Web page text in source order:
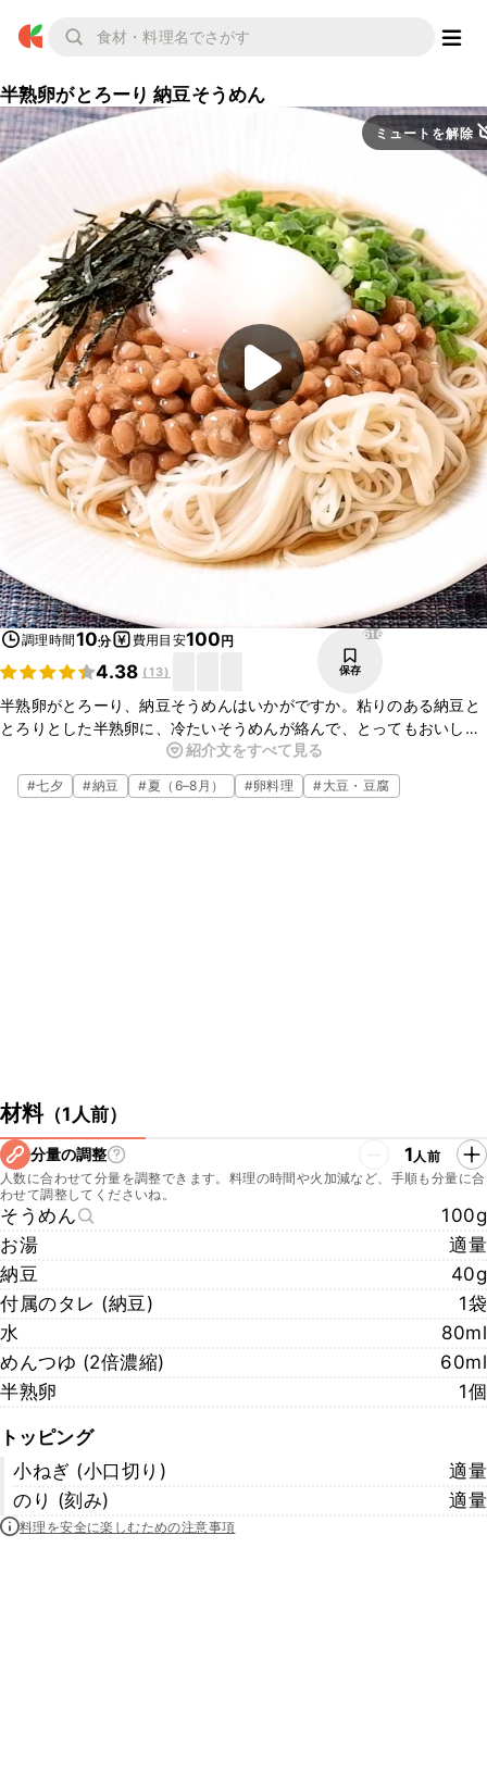
半熟卵がとろーり 納豆そうめん
ミュートを解除
調理時間10分 費用目安100円
4.38 (13)
616
保存
半熟卵がとろーり、納豆そうめんはいかがですか。粘りのある納豆と
とろりとした半熟卵に、冷たいそうめんが絡んで、とってもおいしい
ですよ。お昼ごはんや小腹が空いた時など、ささっと簡単に作ること
ができるので、ぜひお試しください。
紹介文をすべて見る
#七夕 #納豆 #夏（6–8月） #卵料理 #大豆・豆腐
材料（1人前）
分量の調整 1人前
人数に合わせて分量を調整できます。料理の時間や火加減など、手順も分量に合
わせて調整してくださいね。
そうめん
100g
お湯
適量
納豆
40g
付属のタレ (納豆)
1袋
水
80ml
めんつゆ (2倍濃縮)
60ml
半熟卵
1個
トッピング
小ねぎ (小口切り)
適量
のり (刻み)
適量
料理を安全に楽しむための注意事項